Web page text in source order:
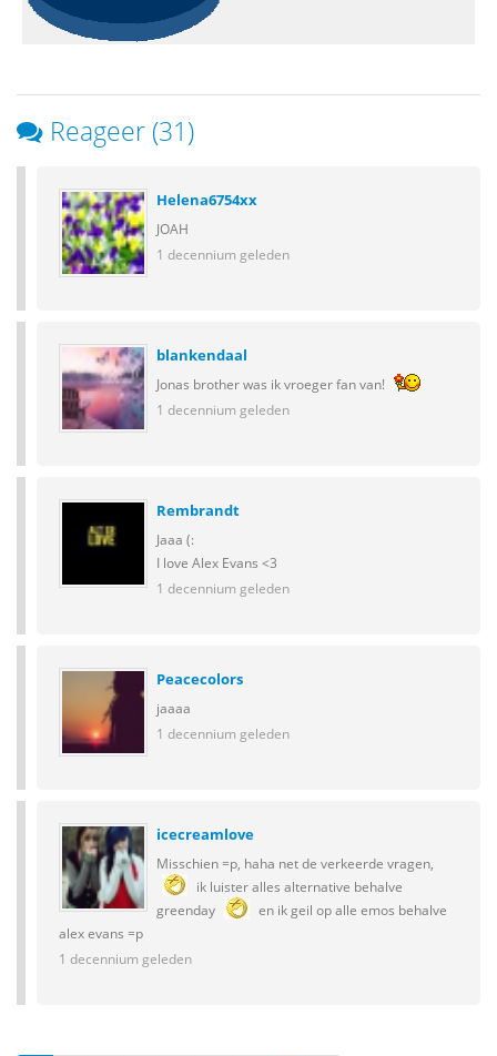
Reageer (31)
Helena6754xx
JOAH
1 decennium geleden
blankendaal
Jonas brother was ik vroeger fan van!
1 decennium geleden
Rembrandt
Jaaa (:
I love Alex Evans <3
1 decennium geleden
Peacecolors
jaaaa
1 decennium geleden
icecreamlove
Misschien =p, haha net de verkeerde vragen,
ik luister alles alternative behalve
greenday
en ik geil op alle emos behalve
alex evans =p
1 decennium geleden